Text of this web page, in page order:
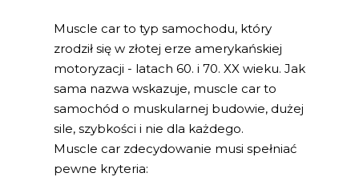
Muscle car to typ samochodu, który
zrodził się w złotej erze amerykańskiej
motoryzacji - latach 60. i 70. XX wieku. Jak
sama nazwa wskazuje, muscle car to
samochód o muskularnej budowie, dużej
sile, szybkości i nie dla każdego.
Muscle car zdecydowanie musi spełniać
pewne kryteria: